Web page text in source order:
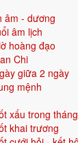
âm - dương
âm lịch
hoàng đạo
Chi
giữa 2 ngày
mệnh
xấu trong tháng
khai trương
tạo.
Hỏa sinh Thổ.
Ngọ cho
người tuổi